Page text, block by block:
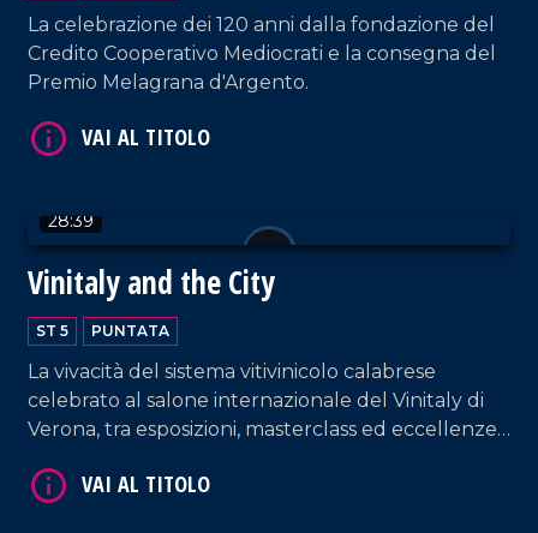
La celebrazione dei 120 anni dalla fondazione del
Credito Cooperativo Mediocrati e la consegna del
Premio Melagrana d'Argento.
28:39
Vinitaly and the City
ST 5 PUNTATA
La vivacità del sistema vitivinicolo calabrese
celebrato al salone internazionale del Vinitaly di
Verona, tra esposizioni, masterclass ed eccellenze
VAI AL TITOLO